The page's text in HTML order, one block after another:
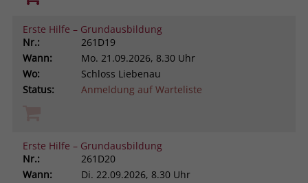
Erste Hilfe – Grundausbildung
Nr.:
261D19
Wann:
Mo. 21.09.2026, 8.30 Uhr
Wo:
Schloss Liebenau
Status:
Anmeldung auf Warteliste
Erste Hilfe – Grundausbildung
Nr.:
261D20
Wann:
Di. 22.09.2026, 8.30 Uhr